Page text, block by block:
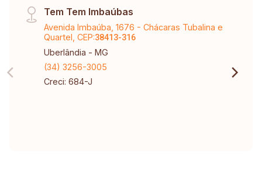
Tem Tem Imbaúbas
Avenida Imbaúba, 1676 - Chácaras Tubalina e
Quartel, CEP:38413-316
Uberlândia - MG
(34) 3256-3005
Creci: 684-J